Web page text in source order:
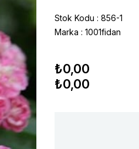
Stok Kodu
856-1
Marka : 1001fidan
₺0,00
₺0,00